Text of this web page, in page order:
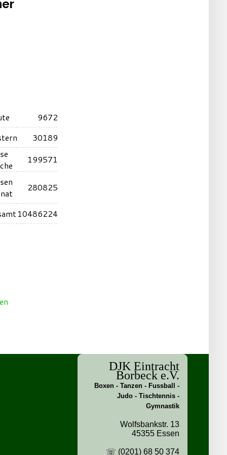
9672
30189
199571
280825
10486224
DJK Eintracht
Borbeck e.V.
Boxen - Tanzen - Fussball -
Judo - Tischtennis -
Gymnastik
Wolfsbankstr. 13
45355 Essen
☏ (0201) 68 50 374